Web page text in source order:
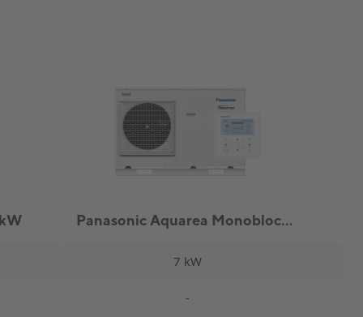
Panasonic Aquarea Monoblock Enfas 7kW
7 kW
-